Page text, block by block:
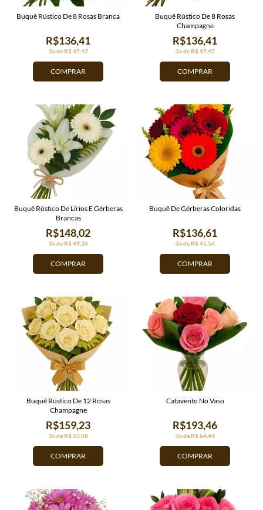
COMPRAR
3x de R$ 45,47
R$136,41
Buquê Rústico De 8 Rosas Branca
COMPRAR
3x de R$ 45,47
R$136,41
Buquê Rústico De 8 Rosas
Champagne
COMPRAR
3x de R$ 49,34
R$148,02
Buquê Rústico De Lírios E Gérberas
Brancas
COMPRAR
3x de R$ 45,54
R$136,61
Buquê De Gérberas Coloridas
COMPRAR
3x de R$ 53,08
R$159,23
Buquê Rústico De 12 Rosas
Champagne
COMPRAR
3x de R$ 64,49
R$193,46
Catavento No Vaso